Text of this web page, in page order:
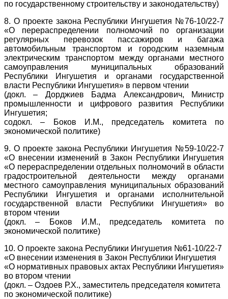
по государственному строительству и законодательству)
8. О проекте закона Республики Ингушетия №76-10/22-7
«О перераспределении полномочий по организации
регулярных перевозок пассажиров и багажа
автомобильным транспортом и городским наземным
электрическим транспортом между органами местного
самоуправления муниципальных образований
Республики Ингушетия и органами государственной
власти Республики Ингушетия» в первом чтении
(докл. – Дорджиев Бадма Александрович, Министр
промышленности и цифрового развития Республики
Ингушетия;
содокл. – Боков И.М., председатель комитета по
экономической политике)
9. О проекте закона Республики Ингушетия №59-10/22-7
«О внесении изменений в Закон Республики Ингушетия
«О перераспределении отдельных полномочий в области
градостроительной деятельности между органами
местного самоуправления муниципальных образований
Республики Ингушетия и органами исполнительной
государственной власти Республики Ингушетия» во
втором чтении
(докл. – Боков И.М., председатель комитета по
экономической политике)
10. О проекте закона Республики Ингушетия №61-10/22-7
«О внесении изменения в Закон Республики Ингушетия
«О нормативных правовых актах Республики Ингушетия»
во втором чтении
(докл. – Оздоев Р.Х., заместитель председателя комитета
по экономической политике)